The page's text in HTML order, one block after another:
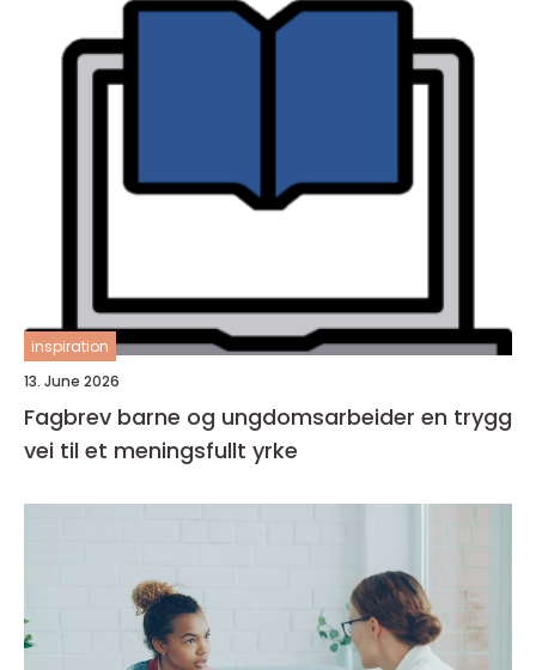
inspiration
13. June 2026
Fagbrev barne og ungdomsarbeider en trygg
vei til et meningsfullt yrke